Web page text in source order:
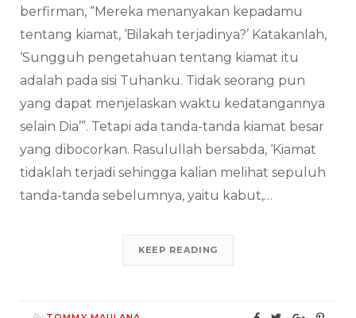
berfirman, “Mereka menanyakan kepadamu
tentang kiamat, ‘Bilakah terjadinya?’ Katakanlah,
‘Sungguh pengetahuan tentang kiamat itu
adalah pada sisi Tuhanku. Tidak seorang pun
yang dapat menjelaskan waktu kedatangannya
selain Dia’”. Tetapi ada tanda-tanda kiamat besar
yang dibocorkan. Rasulullah bersabda, ‘Kiamat
tidaklah terjadi sehingga kalian melihat sepuluh
tanda-tanda sebelumnya, yaitu kabut,…
KEEP READING